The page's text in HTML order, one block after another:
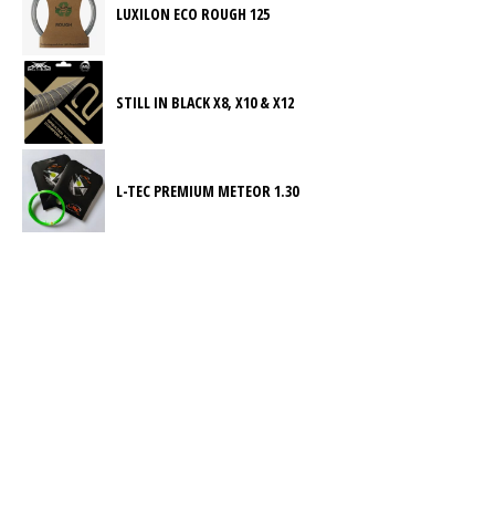
LUXILON ECO ROUGH 125
STILL IN BLACK X8, X10 & X12
L-TEC PREMIUM METEOR 1.30